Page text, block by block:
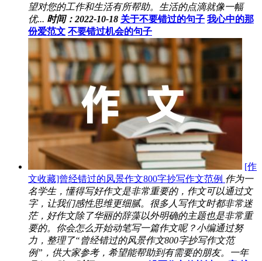
望对您的工作和生活有所帮助。生活的点滴就像一幅
优... 时间：2022-10-18 关于不要错过的句子 我心中的那
份爱范文 不要错过机会的句子
[作
文收藏]曾经错过的风景作文800字抄写作文范例 作为一
名学生，懂得写好作文是非常重要的，作文可以通过文
字，让我们感性思维更细腻。很多人写作文时都非常迷
茫，好作文除了华丽的辞藻以外明确的主题也是非常重
要的。你会怎么开始动笔写一篇作文呢？小编通过努
力，整理了“曾经错过的风景作文800字抄写作文范
例”，供大家参考，希望能帮助到有需要的朋友。一年